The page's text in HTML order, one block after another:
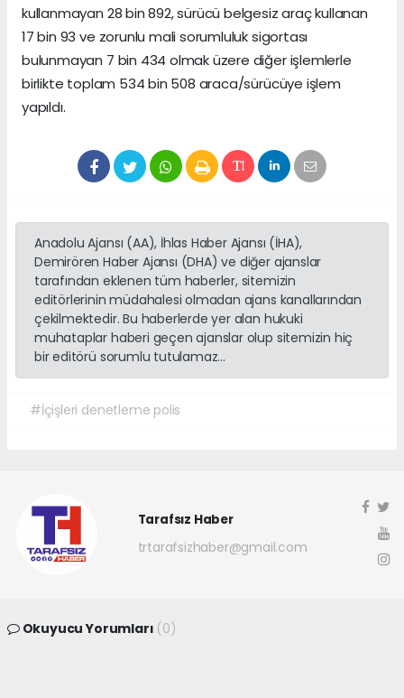
kullanmayan 28 bin 892, sürücü belgesiz araç kullanan
17 bin 93 ve zorunlu mali sorumluluk sigortası
bulunmayan 7 bin 434 olmak üzere diğer işlemlerle
birlikte toplam 534 bin 508 araca/sürücüye işlem
yapıldı.
Anadolu Ajansı (AA), İhlas Haber Ajansı (İHA),
Demirören Haber Ajansı (DHA) ve diğer ajanslar
tarafından eklenen tüm haberler, sitemizin
editörlerinin müdahalesi olmadan ajans kanallarından
çekilmektedir. Bu haberlerde yer alan hukuki
muhataplar haberi geçen ajanslar olup sitemizin hiç
bir editörü sorumlu tutulamaz...
#İçişleri denetleme polis
Tarafsız Haber
trtarafsizhaber@gmail.com
Okuyucu Yorumları (0)